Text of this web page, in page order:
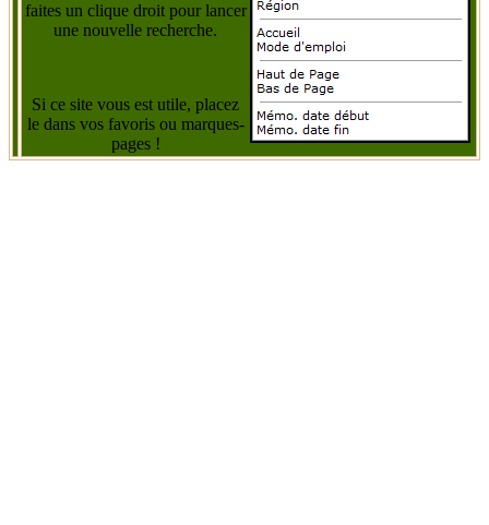
faites un clique droit pour lancer
une nouvelle recherche.
Si ce site vous est utile, placez
le dans vos favoris ou marques-
pages !